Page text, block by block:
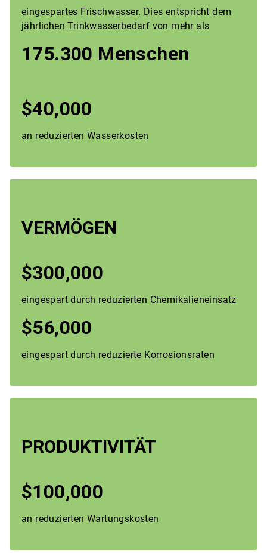
eingespartes Frischwasser. Dies entspricht dem
jährlichen Trinkwasserbedarf von mehr als
175.300 Menschen
$40,000
an reduzierten Wasserkosten
VERMÖGEN
$300,000
eingespart durch reduzierten Chemikalieneinsatz
$56,000
eingespart durch reduzierte Korrosionsraten​​​​​​​
PRODUKTIVITÄT
$100,000
an reduzierten Wartungskosten